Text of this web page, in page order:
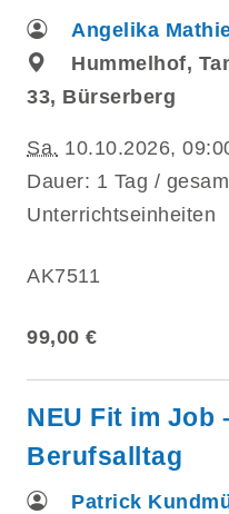
Angelika
Hummelhof,
33, Bürserberg
Sa. 10.10.2026,
Dauer: 1 Tag /
Unterrichtseinheiten
AK7511
99,00 €
NEU Fit im Job
Berufsalltag
Patrick